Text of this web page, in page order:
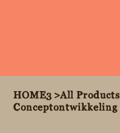
HOME3 >All Products